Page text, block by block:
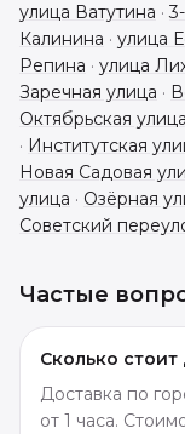
улица Ватутина ·
Калинина · улица
Репина · улица
Заречная улица ·
Октябрьская улица
· Институтская
Новая Садовая
улица · Озёрная
Советский
Частые
Сколько
Доставка по
от 1 часа.